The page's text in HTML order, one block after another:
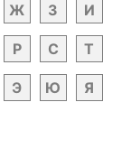
Ж З И
Р С Т
Э Ю Я